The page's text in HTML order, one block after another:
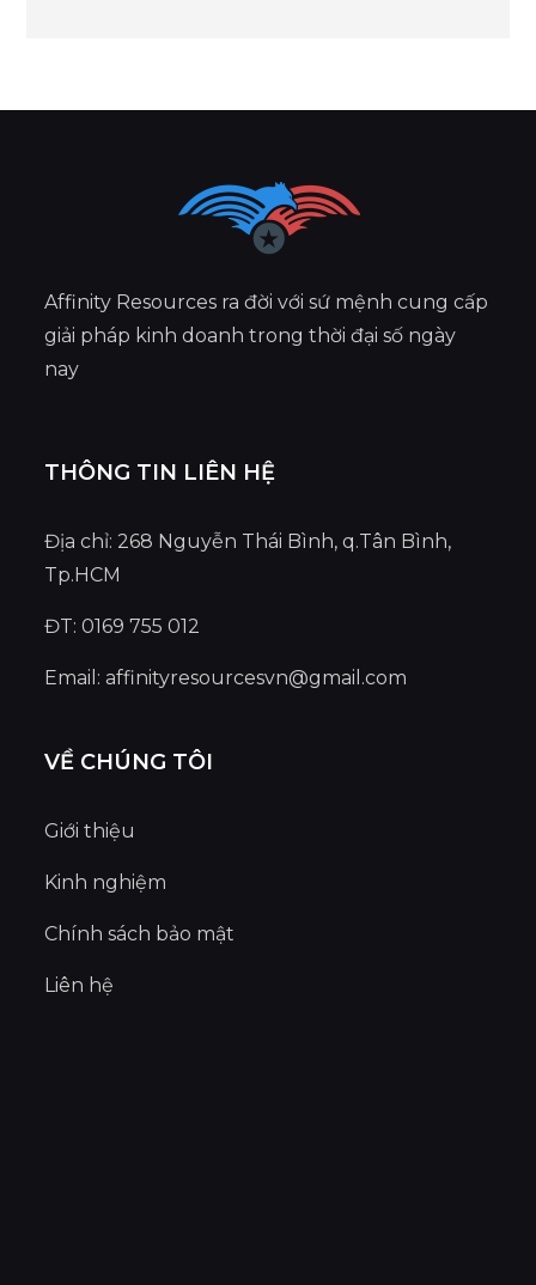
Affinity Resources ra đời với sứ mệnh cung cấp
giải pháp kinh doanh trong thời đại số ngày
nay
THÔNG TIN LIÊN HỆ
Địa chỉ: 268 Nguyễn Thái Bình, q.Tân Bình,
Tp.HCM
ĐT: 0169 755 012
Email:affinityresourcesvn@gmail.com
VỀ CHÚNG TÔI
Giới thiệu
Kinh nghiệm
Chính sách bảo mật
Liên hệ